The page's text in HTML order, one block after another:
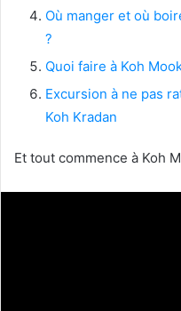
Où manger et où
?
Quoi faire à Koh
Excursion à ne pas
Koh Kradan
Et tout commence à Koh